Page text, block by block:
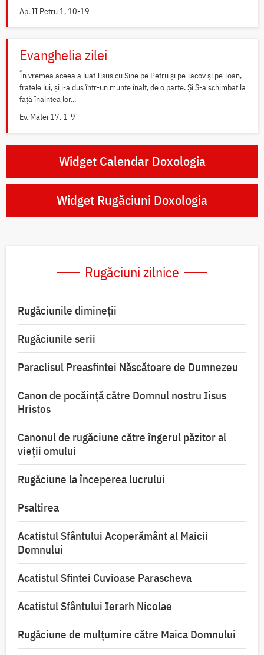
Ap. II Petru 1, 10-19
Evanghelia zilei
În vremea aceea a luat Iisus cu Sine pe Petru și pe Iacov și pe Ioan,
fratele lui, și i-a dus într-un munte înalt, de o parte. Și S-a schimbat la
față înaintea lor...
Ev. Matei 17, 1-9
Widget Calendar Doxologia
Widget Rugăciuni Doxologia
Rugăciuni zilnice
Rugăciunile dimineții
Rugăciunile serii
Paraclisul Preasfintei Născătoare de Dumnezeu
Canon de pocăință către Domnul nostru Iisus
Hristos
Canonul de rugăciune către îngerul păzitor al
vieții omului
Rugăciune la începerea lucrului
Psaltirea
Acatistul Sfântului Acoperământ al Maicii
Domnului
Acatistul Sfintei Cuvioase Parascheva
Acatistul Sfântului Ierarh Nicolae
Rugăciune de mulţumire către Maica Domnului